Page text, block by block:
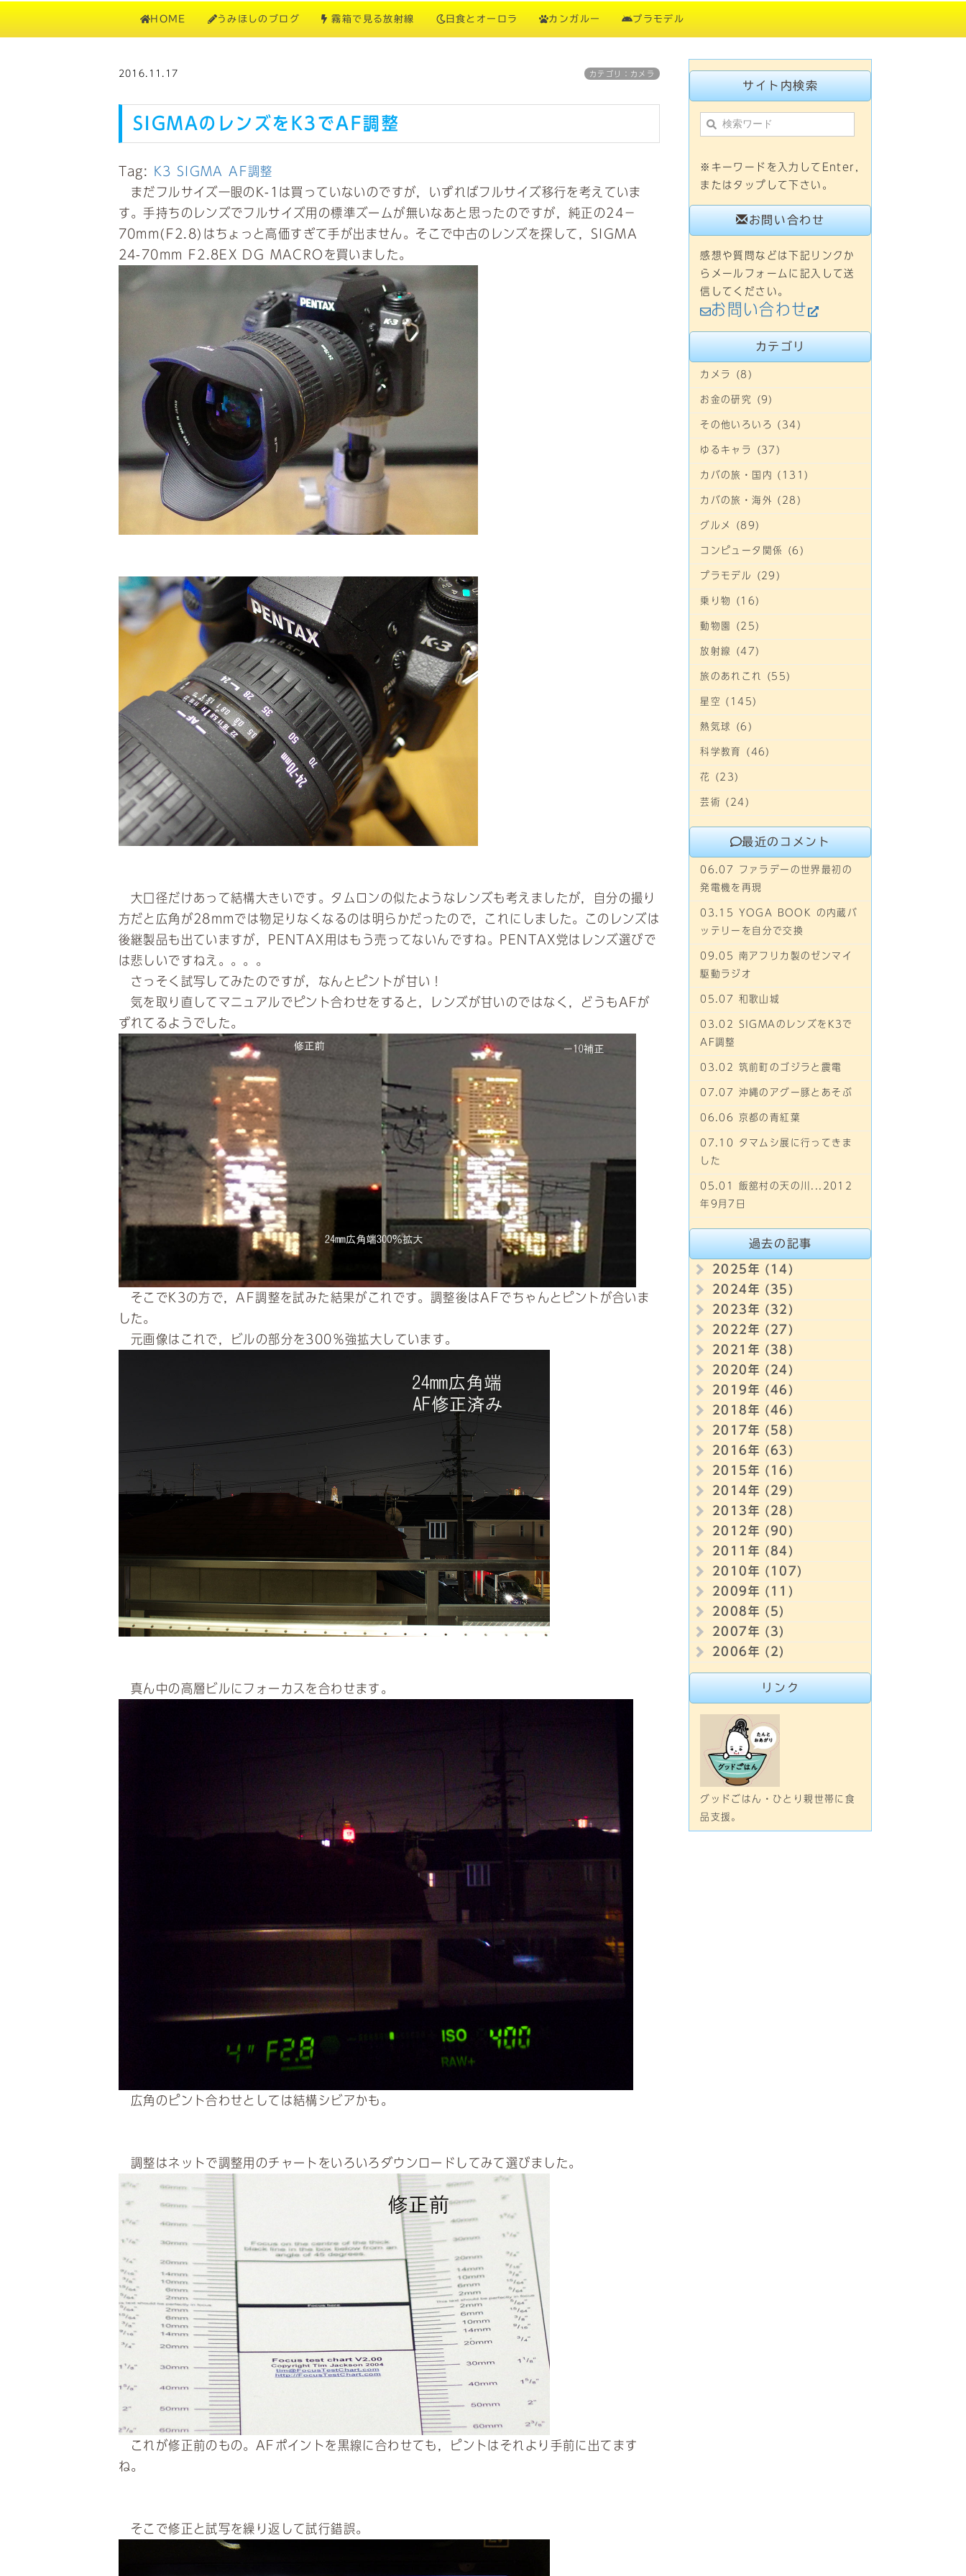
HOME うみほしのブログ 霧箱で見る放射線 日食とオーロラ カンガルー プラモデル
2016.11.17 カテゴリ：カメラ
SIGMAのレンズをK3でAF調整
Tag: K3 SIGMA
AF調整
まだフルサイズ一眼のK-1は買っていないのですが，いずればフルサイズ移行を考えていま
す。手持ちのレンズでフルサイズ用の標準ズームが無いなあと思ったのですが，純正の24－
70mm(F2.8)はちょっと高価すぎて手が出ません。そこで中古のレンズを探して，SIGMA
24-70mm F2.8EX DG MACROを買いました。
大口径だけあって結構大きいです。タムロンの似たようなレンズも考えましたが，自分の撮り
方だと広角が28mmでは物足りなくなるのは明らかだったので，これにしました。このレンズは
後継製品も出ていますが，PENTAX用はもう売ってないんですね。PENTAX党はレンズ選びで
は悲しいですねえ。。。。
さっそく試写してみたのですが，なんとピントが甘い！
気を取り直してマニュアルでピント合わせをすると，レンズが甘いのではなく，どうもAFが
ずれてるようでした。
そこでK3の方で，AF調整を試みた結果がこれです。調整後はAFでちゃんとピントが合いま
した。
元画像はこれで，ビルの部分を300％強拡大しています。
真ん中の高層ビルにフォーカスを合わせます。
広角のピント合わせとしては結構シビアかも。
調整はネットで調整用のチャートをいろいろダウンロードしてみて選びました。
これが修正前のもの。AFポイントを黒線に合わせても，ピントはそれより手前に出てます
ね。
そこで修正と試写を繰り返して試行錯誤。
サイト内検索
※キーワードを入力してEnter,
またはタップして下さい。
お問い合わせ
感想や質問などは下記リンクか
らメールフォームに記入して送
信してください。
お問い合わせ
カテゴリ
カメラ (8)
お金の研究 (9)
その他いろいろ (34)
ゆるキャラ (37)
カバの旅・国内 (131)
カバの旅・海外 (28)
グルメ (89)
コンピュータ関係 (6)
プラモデル (29)
乗り物 (16)
動物園 (25)
放射線 (47)
旅のあれこれ (55)
星空 (145)
熱気球 (6)
科学教育 (46)
花 (23)
芸術 (24)
最近のコメント
06.07 ファラデーの世界最初の
発電機を再現
03.15 YOGA BOOK の内蔵バ
ッテリーを自分で交換
09.05 南アフリカ製のゼンマイ
駆動ラジオ
05.07 和歌山城
03.02 SIGMAのレンズをK3で
AF調整
03.02 筑前町のゴジラと震電
07.07 沖縄のアグー豚とあそぶ
06.06 京都の青紅葉
07.10 タマムシ展に行ってきま
した
05.01 飯舘村の天の川...2012
年9月7日
過去の記事
2025年 (14)
2024年 (35)
2023年 (32)
2022年 (27)
2021年 (38)
2020年 (24)
2019年 (46)
2018年 (46)
2017年 (58)
2016年 (63)
2015年 (16)
2014年 (29)
2013年 (28)
2012年 (90)
2011年 (84)
2010年 (107)
2009年 (11)
2008年 (5)
2007年 (3)
2006年 (2)
リンク
グッドごはん・ひとり親世帯に食
品支援。